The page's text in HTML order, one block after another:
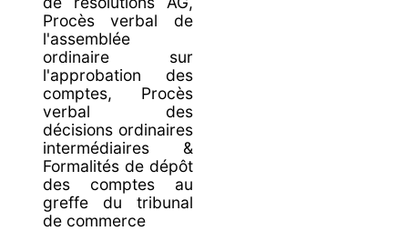
Procès verbal de
l'assemblée
ordinaire sur
l'approbation des
comptes, Procès
verbal des
décisions ordinaires
intermédiaires &
Formalités de dépôt
des comptes au
greffe du tribunal
de commerce